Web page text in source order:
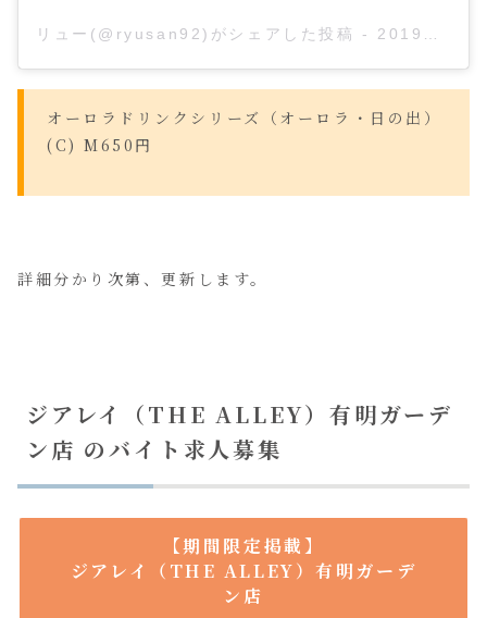
リュー(@ryusan92)がシェアした投稿 - 2019年 9月月4日午前1時00分PDT
オーロラドリンクシリーズ（オーロラ・日の出）
(C) M650円
詳細分かり次第、更新します。
ジアレイ（THE ALLEY）有明ガーデ
ン店 のバイト求人募集
【期間限定掲載】
ジアレイ（THE ALLEY）有明ガーデ
ン店